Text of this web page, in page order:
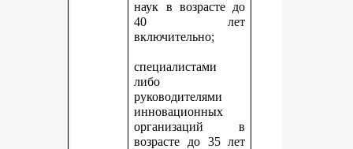
наук в возрасте до
40 лет
включительно;
специалистами
либо
руководителями
инновационных
организаций в
возрасте до 35 лет